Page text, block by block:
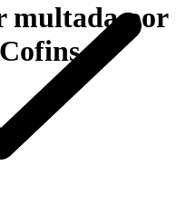
multada por